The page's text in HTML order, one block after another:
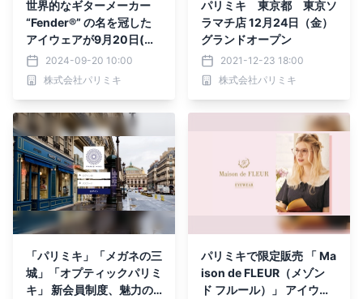
世界的なギターメーカー
“Fender®︎” の名を冠した
アイウェアが9月20日(金)
よりパリミキから発売
2024-09-20 10:00
株式会社パリミキ
パリミキ 東京都 東京ソ
ラマチ店 12月24日（金）
グランドオープン
2021-12-23 18:00
株式会社パリミキ
「パリミキ」「メガネの三
城」「オプティックパリミ
キ」 新会員制度、魅力の
パリミキで限定販売 「 Ma
ison de FLEUR（メゾン
ド フルール）」 アイウェ